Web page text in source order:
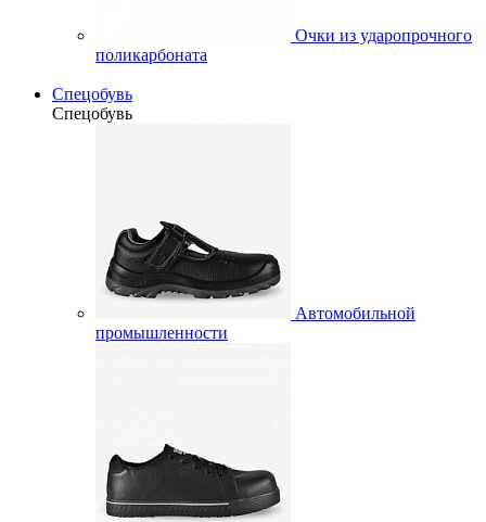
Очки из ударопрочного
поликарбоната
Спецобувь
Спецобувь
Автомобильной
промышленности